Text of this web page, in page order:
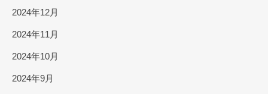
2024年12月
2024年11月
2024年10月
2024年9月